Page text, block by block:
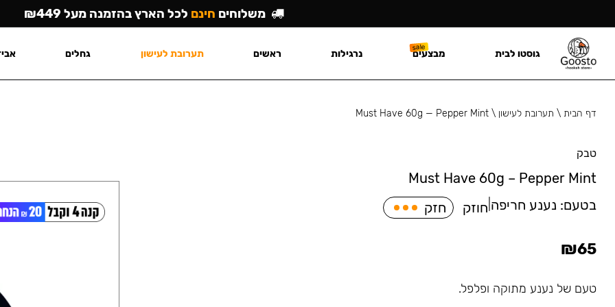
דף הבית\ תערובת לעישון \
Must Have 60g — Pepper Mint
טבק
Must Have 60g – Pepper Mint
בטעם: נענע חריפה חוזק חזק
₪65
טעם של נענע מתוקה ופלפל.
משלוחים חינם לכל הארץ בהזמנה מעל ₪449
גוסטו לבית מבצעים נרגילות ראשים תערובת לעישון גחלים